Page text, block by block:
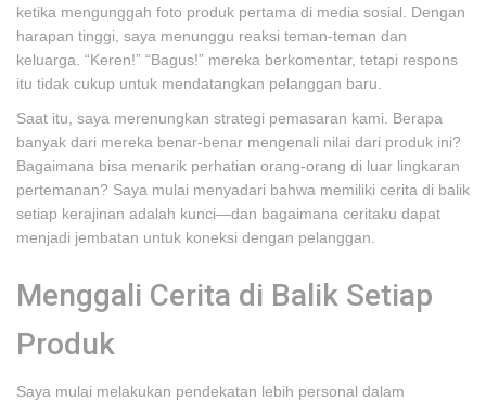
ketika mengunggah foto produk pertama di media sosial. Dengan
harapan tinggi, saya menunggu reaksi teman-teman dan
keluarga. “Keren!” “Bagus!” mereka berkomentar, tetapi respons
itu tidak cukup untuk mendatangkan pelanggan baru.
Saat itu, saya merenungkan strategi pemasaran kami. Berapa
banyak dari mereka benar-benar mengenali nilai dari produk ini?
Bagaimana bisa menarik perhatian orang-orang di luar lingkaran
pertemanan? Saya mulai menyadari bahwa memiliki cerita di balik
setiap kerajinan adalah kunci—dan bagaimana ceritaku dapat
menjadi jembatan untuk koneksi dengan pelanggan.
Menggali Cerita di Balik Setiap
Produk
Saya mulai melakukan pendekatan lebih personal dalam